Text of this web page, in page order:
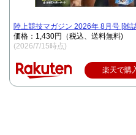
陸上競技マガジン 2026年 8月号 [雑
価格：1,430円（税込、送料無料)
(2026/7/15時点)
楽天で購